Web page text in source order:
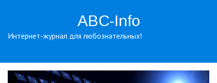
ABC-Info
Интернет-журнал для любознательных!